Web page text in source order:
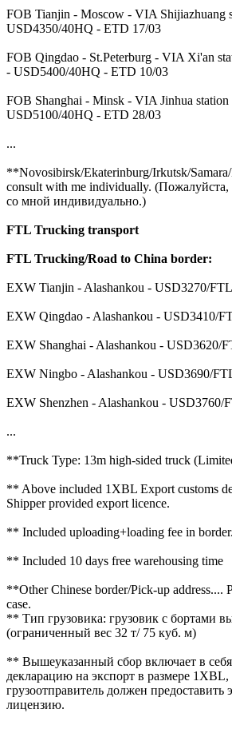
FOB Tianjin - Moscow - VIA Shijiazhuang
USD4350/40HQ - ETD 17/03
FOB Qingdao - St.Peterburg - VIA Xi'an
- USD5400/40HQ - ETD 10/03
FOB Shanghai - Minsk - VIA Jinhua
USD5100/40HQ - ETD 28/03
...
**Novosibirsk/Ekaterinburg/Irkutsk/
consult with me individually. (Пожалуйста,
со мной индивидуально.)
FTL Trucking transport
FTL Trucking/Road to China border:
EXW Tianjin - Alashankou - USD3270/
EXW Qingdao - Alashankou - USD3410/
EXW Shanghai - Alashankou - USD3620/
EXW Ningbo - Alashankou - USD3690/
EXW Shenzhen - Alashankou - USD3760/
...
**Truck Type: 13m high-sided truck
** Above included 1XBL Export customs
Shipper provided export licence.
** Included uploading+loading fee in border.
** Included 10 days free warehousing time
**Other Chinese border/Pick-up address....
case.
** Тип грузовика: грузовик с бортами
(ограниченный вес 32 т/ 75 куб. м)
** Вышеуказанный сбор включает в
декларацию на экспорт в размере
грузоотправитель должен предоставить
лицензию.